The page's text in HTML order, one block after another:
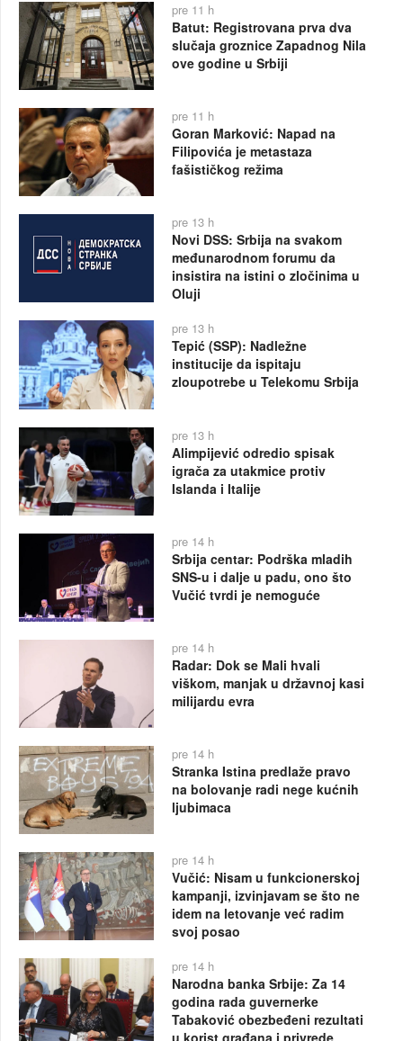
pre 11 h
Batut: Registrovana prva dva
slučaja groznice Zapadnog Nila
ove godine u Srbiji
pre 11 h
Goran Marković: Napad na
Filipovića je metastaza
fašističkog režima
pre 13 h
Novi DSS: Srbija na svakom
međunarodnom forumu da
insistira na istini o zločinima u
Oluji
pre 13 h
Tepić (SSP): Nadležne
institucije da ispitaju
zloupotrebe u Telekomu Srbija
pre 13 h
Alimpijević odredio spisak
igrača za utakmice protiv
Islanda i Italije
pre 14 h
Srbija centar: Podrška mladih
SNS-u i dalje u padu, ono što
Vučić tvrdi je nemoguće
pre 14 h
Radar: Dok se Mali hvali
viškom, manjak u državnoj kasi
milijardu evra
pre 14 h
Stranka Istina predlaže pravo
na bolovanje radi nege kućnih
ljubimaca
pre 14 h
Vučić: Nisam u funkcionerskoj
kampanji, izvinjavam se što ne
idem na letovanje već radim
svoj posao
pre 14 h
Narodna banka Srbije: Za 14
godina rada guvernerke
Tabaković obezbeđeni rezultati
u korist građana i privrede